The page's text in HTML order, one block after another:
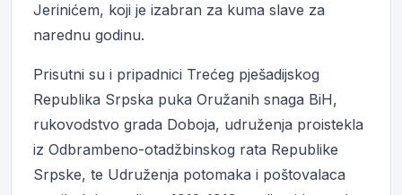
Jerinićem, koji je izabran za kuma slave za
narednu godinu.
Prisutni su i pripadnici Trećeg pješadijskog
Republika Srpska puka Oružanih snaga BiH,
rukovodstvo grada Doboja, udruženja proistekla
iz Odbrambeno-otadžbinskog rata Republike
Srpske, te Udruženja potomaka i poštovalaca